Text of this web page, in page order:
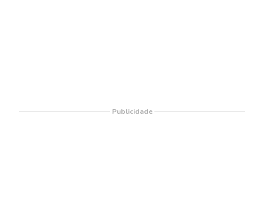
Publicidade